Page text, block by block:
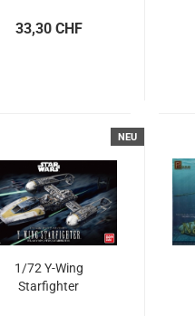
33,30 CHF
NEU
1/72 Y-Wing
Starfighter